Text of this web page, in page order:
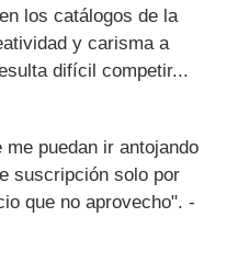
los catálogos de la
y carisma a
difícil competir...
puedan ir antojando
suscripción solo por
que no aprovecho". -